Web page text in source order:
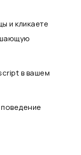
и кликаете
в вашем